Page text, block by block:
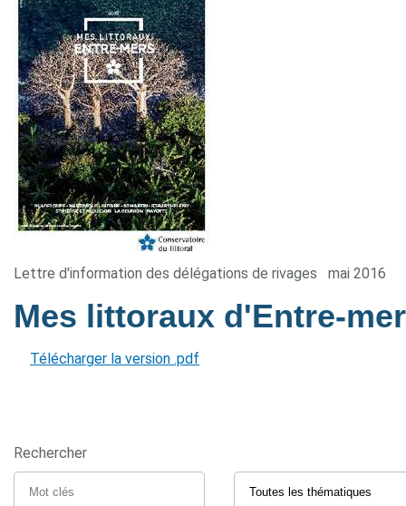
Lettre d'information des délégations de rivages mai 2016
Mes littoraux d'Entre-
Télécharger la version .pdf
Rechercher